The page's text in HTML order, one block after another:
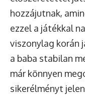
hozzájutnak,
ezzel a játékkal
viszonylag korán
a baba stabilan
már könnyen
sikerélményt